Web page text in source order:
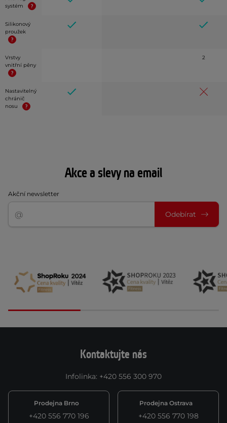
systém
Silikonový
proužek
Vrstvy
vnitřní pěny
2
Nastavitelný
chránič
nosu
Akce a slevy na email
Akční newsletter
Odebírat
Kontaktujte nás
Infolinka: +420 556 300 970
Prodejna Brno
+420 556 770 196
Prodejna Ostrava
+420 556 770 198